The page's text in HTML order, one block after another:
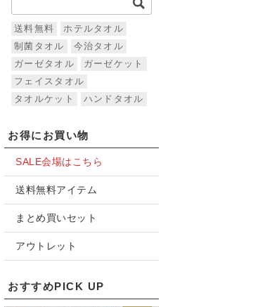
送料無料
ホテルタオル
制菌タオル
今治タオル
ガーゼタオル
ガーゼケット
フェイスタオル
タオルケット
ハンドタオル
お得にお買い物
SALE会場はこちら
送料無料アイテム
まとめ買いセット
アウトレット
おすすめPICK UP